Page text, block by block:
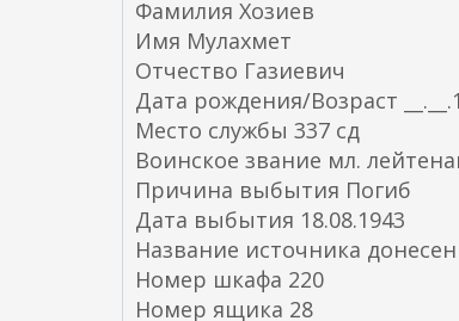
Фамилия Хозиев
Имя Мулахмет
Отчество Газиевич
Дата рождения/Возраст
Место службы 337 сд
Воинское звание мл.
Причина выбытия Погиб
Дата выбытия 18.08.1943
Название источника
Номер шкафа 220
Номер ящика 28